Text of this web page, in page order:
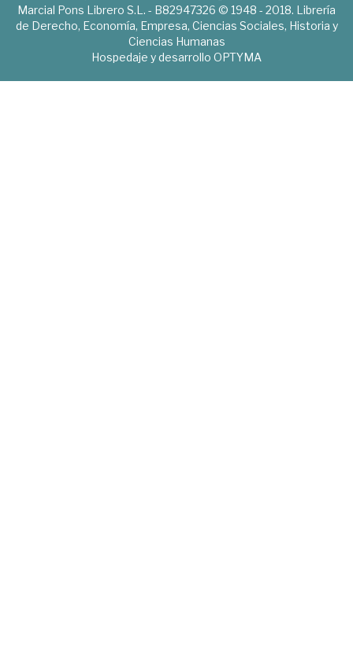
Marcial Pons Librero S.L. - B82947326 © 1948 - 2018. Librería
de Derecho, Economía, Empresa, Ciencias Sociales, Historia y
Ciencias Humanas
Hospedaje y desarrollo OPTYMA